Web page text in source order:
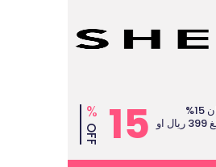
15
%
OFF
كود خصم شي ان 15%
للمشتريات بمبلغ 399 ريال او